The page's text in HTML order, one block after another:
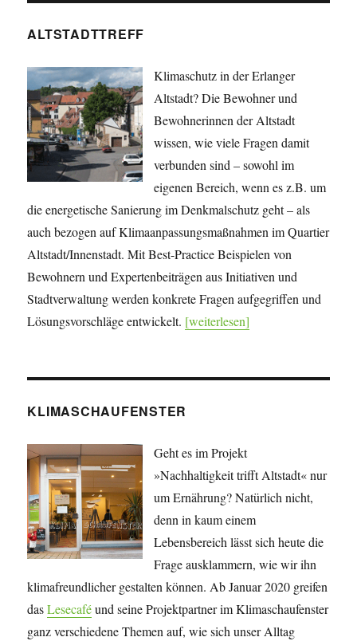
ALTSTADTTREFF
Klimaschutz in der Erlanger
Altstadt? Die Bewohner und
Bewohnerinnen der Altstadt
wissen, wie viele Fragen damit
verbunden sind – sowohl im
eigenen Bereich, wenn es z.B. um
die energetische Sanierung im Denkmalschutz geht – als
auch bezogen auf Klimaanpassungsmaßnahmen im Quartier
Altstadt/Innenstadt. Mit Best-Practice Beispielen von
Bewohnern und Expertenbeiträgen aus Initiativen und
Stadtverwaltung werden konkrete Fragen aufgegriffen und
Lösungsvorschläge entwickelt. [weiterlesen]
KLIMASCHAUFENSTER
Geht es im Projekt
»Nachhaltigkeit trifft Altstadt« nur
um Ernährung? Natürlich nicht,
denn in kaum einem
Lebensbereich lässt sich heute die
Frage ausklammern, wie wir ihn
klimafreundlicher gestalten können. Ab Januar 2020 greifen
dasLesecaféund seine Projekt­partner im Klimaschaufenster
ganz verschiedene Themen auf, wie sich unser Alltag